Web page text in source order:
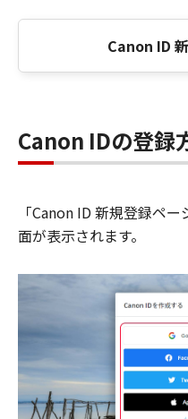
Canon ID
Canon IDの登録
「Canon ID 新規登録ペ
面が表示されます。